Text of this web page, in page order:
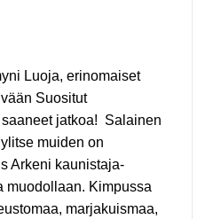
Luoja, erinomaiset
Suositut
jatkoa! Salainen
muiden on
Arkeni kaunistaja-
muodollaan. Kimpussa
marjakuismaa,